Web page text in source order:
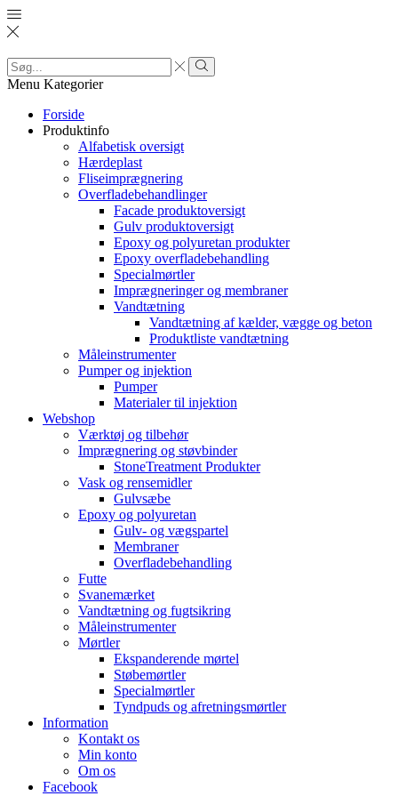
Search
input
Search
Menu Kategorier
Forside
Produktinfo
Alfabetisk oversigt
Hærdeplast
Fliseimprægnering
Overfladebehandlinger
Facade produktoversigt
Gulv produktoversigt
Epoxy og polyuretan produkter
Epoxy overfladebehandling
Specialmørtler
Imprægneringer og membraner
Vandtætning
Vandtætning af kælder, vægge og beton
Produktliste vandtætning
Måleinstrumenter
Pumper og injektion
Pumper
Materialer til injektion
Webshop
Værktøj og tilbehør
Imprægnering og støvbinder
StoneTreatment Produkter
Vask og rensemidler
Gulvsæbe
Epoxy og polyuretan
Gulv- og vægspartel
Membraner
Overfladebehandling
Futte
Svanemærket
Vandtætning og fugtsikring
Måleinstrumenter
Mørtler
Ekspanderende mørtel
Støbemørtler
Specialmørtler
Tyndpuds og afretningsmørtler
Information
Kontakt os
Min konto
Om os
Facebook